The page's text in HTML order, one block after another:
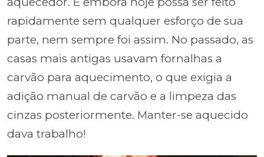
rapidamente sem qualquer esforço de sua
parte, nem sempre foi assim. No passado, as
casas mais antigas usavam fornalhas a
carvão para aquecimento, o que exigia a
adição manual de carvão e a limpeza das
cinzas posteriormente. Manter-se aquecido
dava trabalho!